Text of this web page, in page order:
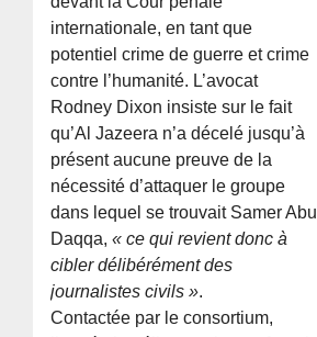
internationale, en tant que
potentiel crime de guerre et crime
contre l’humanité. L’avocat
Rodney Dixon insiste sur le fait
qu’Al Jazeera n’a décelé jusqu’à
présent aucune preuve de la
nécessité d’attaquer le groupe
dans lequel se trouvait Samer Abu
Daqqa,« ce qui revient donc à
cibler délibérément des
journalistes civils ».
Contactée par le consortium,